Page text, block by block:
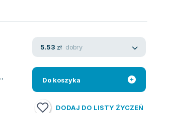
5.53 zł dobry
Do koszyka
DODAJ DO LISTY ŻYCZEŃ